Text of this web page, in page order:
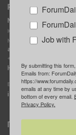
Реклама
MediaKit
Контактное лицо:
Марина Баранчук
ad@forumdaily.com
+1 347-604-1261
Наши рекламодатели
E-mail редакции:
info@forumdaily.com
Подписка
Job with
By submitting this
Emails from:
https://
emails at any time by
bottom of every email.
Privacy Policy.